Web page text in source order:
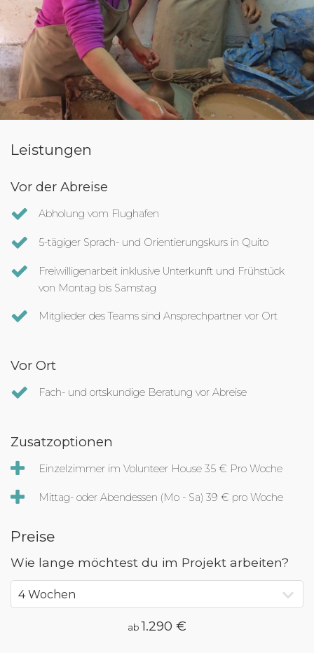
Leistungen
Vor der Abreise
Abholung vom Flughafen
5-tägiger Sprach- und Orientierungskurs in Quito
Freiwilligenarbeit inklusive Unterkunft und Frühstück
von Montag bis Samstag
Mitglieder des Teams sind Ansprechpartner vor Ort
Vor Ort
Fach- und ortskundige Beratung vor Abreise
Zusatzoptionen
Einzelzimmer im Volunteer House 35 € Pro Woche
Mittag- oder Abendessen (Mo - Sa) 39 € pro Woche
Preise
Wie lange möchtest du im Projekt arbeiten?
ab1.290 €